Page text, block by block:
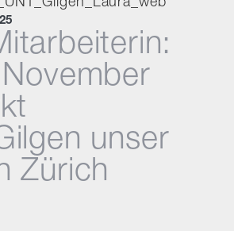
unser
Zürich